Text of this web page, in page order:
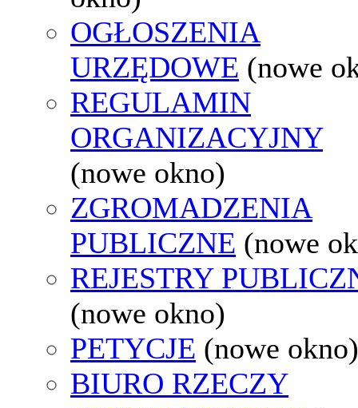
OGŁOSZENIA
URZĘDOWE (nowe
REGULAMIN
ORGANIZACYJNY
(nowe okno)
ZGROMADZENIA
PUBLICZNE (nowe
REJESTRY
(nowe okno)
PETYCJE (nowe okno)
BIURO RZECZY